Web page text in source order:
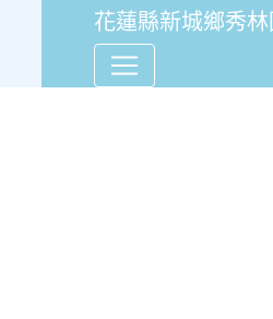
花蓮縣新城鄉秀